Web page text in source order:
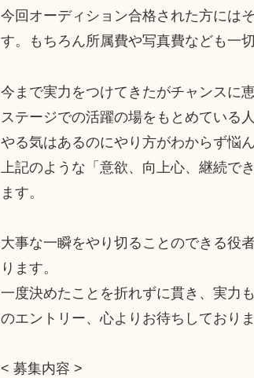
今回オーディション合格された方には
す。もちろん所属費や写真費なども一
今まで実力をつけてきたがチャンスに
ステージでの活躍の場をもとめている人
やる気はあるのにやり方がわからず悩
上記のような「意欲、向上心、継続で
ます。
大事な一瞬をやり切ることのできる役
ります。
一度決めたことを折れずに貫き、実力
のエントリー、心よりお待ちしておりま
< 募集内容 >